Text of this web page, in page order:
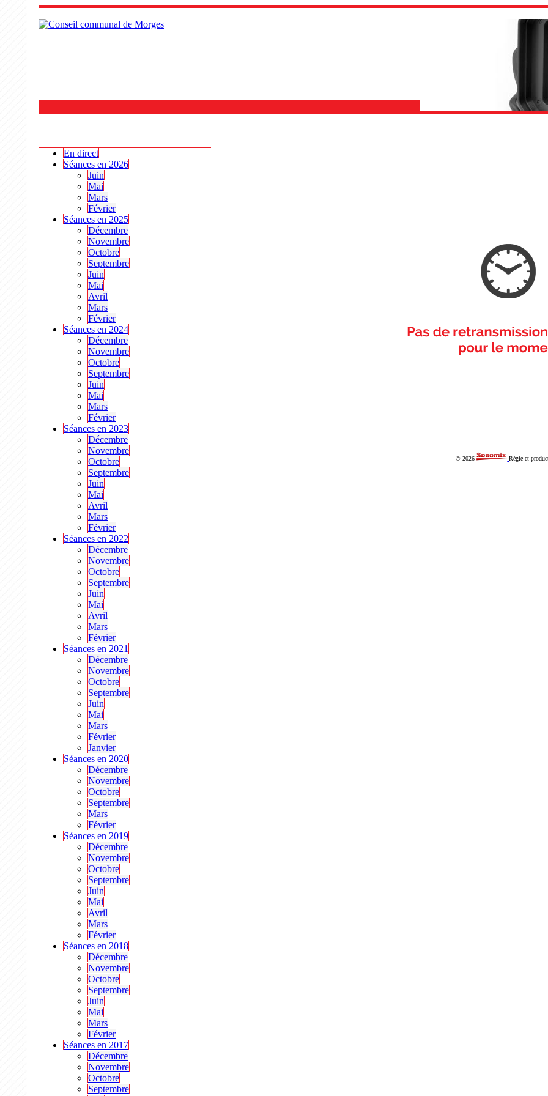
En direct
Séances en 2026
Juin
Mai
Mars
Février
Séances en 2025
Décembre
Novembre
Octobre
Septembre
Juin
Mai
Avril
Mars
Février
Séances en 2024
Décembre
Novembre
Octobre
Septembre
Juin
Mai
Mars
Février
Séances en 2023
Décembre
Novembre
Octobre
Septembre
Juin
Mai
Avril
Mars
Février
Séances en 2022
Décembre
Novembre
Octobre
Septembre
Juin
Mai
Avril
Mars
Février
Séances en 2021
Décembre
Novembre
Octobre
Septembre
Juin
Mai
Mars
Février
Janvier
Séances en 2020
Décembre
Novembre
Octobre
Septembre
Mars
Février
Séances en 2019
Décembre
Novembre
Octobre
Septembre
Juin
Mai
Avril
Mars
Février
Séances en 2018
Décembre
Novembre
Octobre
Septembre
Juin
Mai
Mars
Février
Séances en 2017
Décembre
Novembre
Octobre
Septembre
© 2026 Régie et